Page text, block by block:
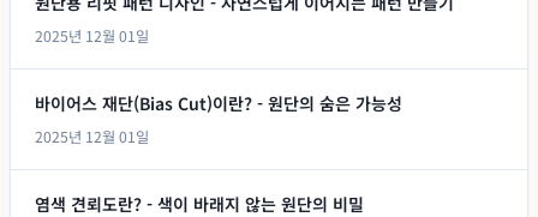
2025년 12월 01일
바이어스 재단(Bias Cut)이란? - 원단의 숨은 가능성
2025년 12월 01일
염색 견뢰도란? - 색이 바래지 않는 원단의 비밀